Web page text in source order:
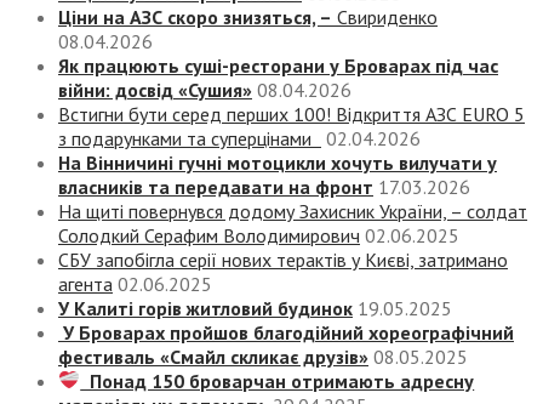
Ціни на АЗС скоро знизяться, – Свириденко
08.04.2026
Як працюють суші-ресторани у Броварах під час
війни: досвід «Сушия» 08.04.2026
Встигни бути серед перших 100! Відкриття АЗС EURO 5
з подарунками та суперцінами
02.04.2026
На Вінничині гучні мотоцикли хочуть вилучати у
власників та передавати на фронт 17.03.2026
На щиті повернувся додому Захисник України, – солдат
Солодкий Серафим Володимирович 02.06.2025
СБУ запобігла серії нових терактів у Києві, затримано
агента 02.06.2025
У Калиті горів житловий будинок 19.05.2025
У Броварах пройшов благодійний хореографічний
фестиваль «Смайл скликає друзів» 08.05.2025
Понад 150 броварчан отримають адресну